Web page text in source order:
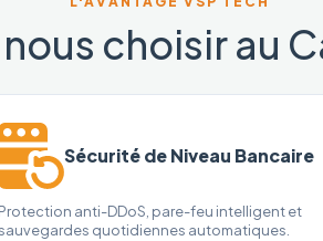
choisir au
Sécurité de Niveau Bancaire
Protection anti-DDoS, pare-feu intelligent et
quotidiennes automatiques.